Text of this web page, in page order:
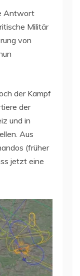
Antwort
Militär
von
der Kampf
der
und in
Aus
(früher
jetzt eine